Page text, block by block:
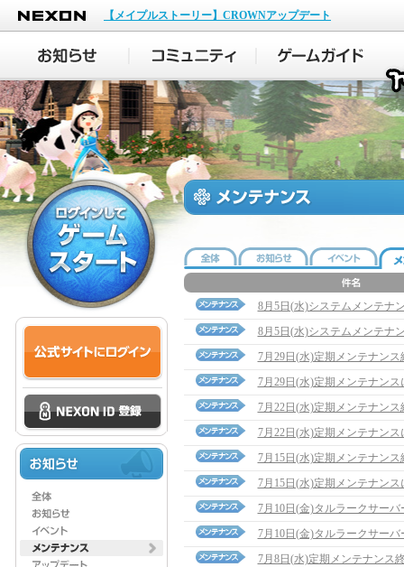
NEXON
【メイプルストーリー】CROWNアップデート
8月5日(水)システムメンテナ
8月5日(水)システムメンテナ
7月29日(水)定期メンテナン
7月29日(水)定期メンテナンス
7月22日(水)定期メンテナン
7月22日(水)定期メンテナンス
7月15日(水)定期メンテナン
7月15日(水)定期メンテナンス
7月10日(金)タルラークサー
7月10日(金)タルラークサー
7月8日(水)定期メンテナンス